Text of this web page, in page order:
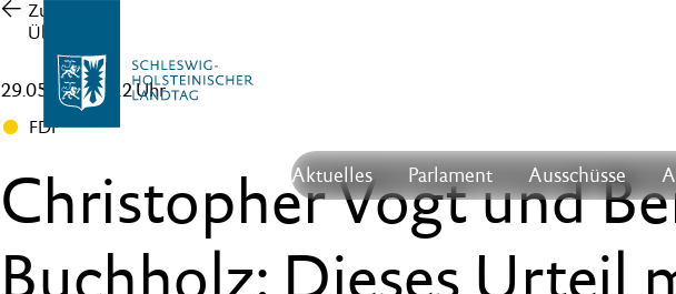
Aktuelles Parlament Ausschüsse
Zur
Übersicht
29.05.26 , 11:22 Uhr
FDP
Christopher Vogt und
Buchholz: Dieses Urteil